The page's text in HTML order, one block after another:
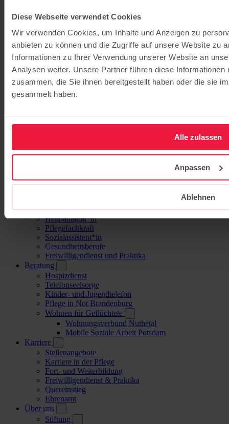
Diese Webseite verwendet Cookies
Wir verwenden Cookies, um Inhalte und Anzeigen zu
anbieten zu können und die Zugriffe auf unsere Website zu
Informationen zu Ihrer Verwendung unserer Website an
Analysen weiter. Unsere Partner führen diese
zusammen, die Sie ihnen bereitgestellt haben oder die sie
gesammelt haben.
Alle zulassen
Anpassen
Ablehnen
Ambulanter Pflegedienst Ernst von
Bergmann Care
Schwielowsee
Seniorenpflege am Schwielowsee
Betreutes Wohnen am Schwielowsee
Senioren-Wohngemeinschaft am
Ambulanter Pflegedienst Schwielowsee
Forst
Betreutes Wohnen in Forst
Senioren-Wohngemeinschaft in Forst
Ambulante Lausitz Pflege Forst
Tagespflege Mittendrin Cottbus
Familienentlastender Dienst (FED)
Neuigkeiten
Erzieher*in
Heilpädagog*in
Pflegefachkraft
Sozialassistent*in
Gesundheitsberufe
Freiwilligendienst und Praktika
Beratung
Hospizdienst
Telefonseelsorge
Kinder- und Jugendtelefon
Pflege in Not Brandenburg
Wohnen für Geflüchtete
Wohnungsverbund Nuthetal
Mobile Soziale Arbeit Potsdam
Karriere
Stellenangebote
Karriere in der Pflege
Fort- und Weiterbildung
Freiwilligendienst & Praktika
Quereinstieg
Ehrenamt
Über uns
Stiftung